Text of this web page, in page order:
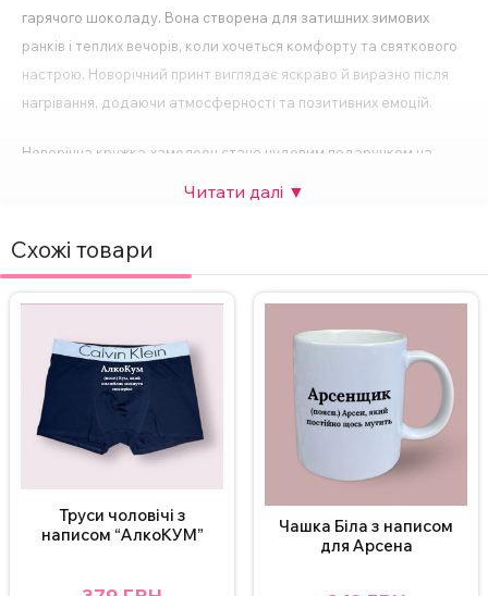
гарячого шоколаду. Вона створена для затишних зимових
ранків і теплих вечорів, коли хочеться комфорту та святкового
настрою. Новорічний принт виглядає яскраво й виразно після
нагрівання, додаючи атмосферності та позитивних емоцій.
Новорічна кружка-хамелеон стане чудовим подарунком на
запам’ятовується надовго завдяки своєму вау-ефекту.
практичність, оригінальність та святковий характер. Це не
просто посуд, а емоція, яка щоразу проявляється разом із
теплом улюбленого напою.
Схожі товари
Труси чоловічі з
написом “АлкоКУМ”
Чашка Біла з написом
для Арсена